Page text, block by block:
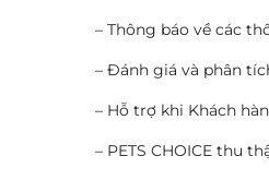
– Thông báo về các
– Đánh giá và phân
– Hỗ trợ khi Khách
– PETS CHOICE thu